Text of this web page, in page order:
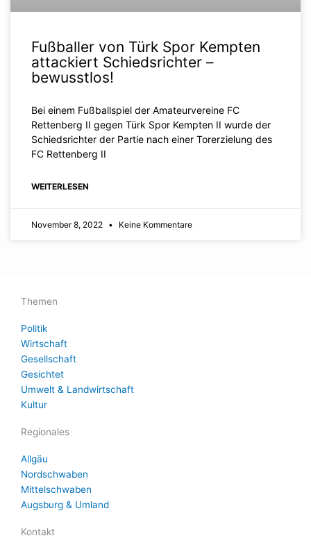
Fußballer von Türk Spor Kempten
attackiert Schiedsrichter –
bewusstlos!
Bei einem Fußballspiel der Amateurvereine FC
Rettenberg II gegen Türk Spor Kempten II wurde der
Schiedsrichter der Partie nach einer Torerzielung des
FC Rettenberg II
WEITERLESEN
November 8, 2022 Keine Kommentare
Themen
Politik
Wirtschaft
Gesellschaft
Gesichtet
Umwelt & Landwirtschaft
Kultur
Regionales
Allgäu
Nordschwaben
Mittelschwaben
Augsburg & Umland
Kontakt